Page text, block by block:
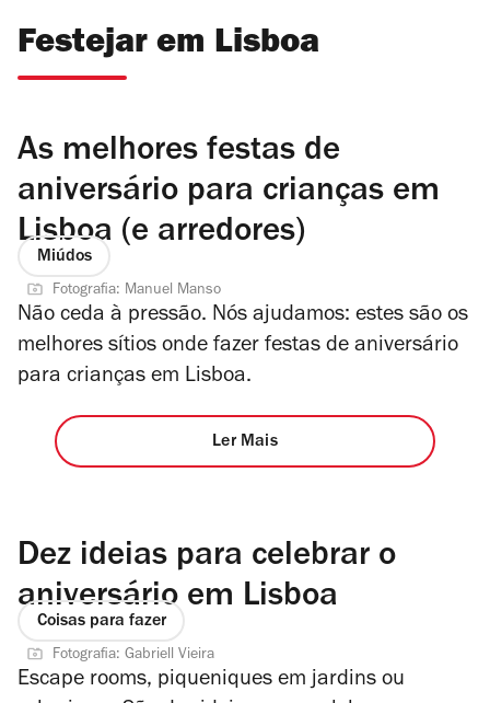
Festejar em Lisboa
As melhores festas de
aniversário para crianças em
Lisboa (e arredores)
Miúdos
Fotografia: Manuel Manso
Não ceda à pressão. Nós ajudamos: estes são os
melhores sítios onde fazer festas de aniversário
para crianças em Lisboa.
Ler Mais
Dez ideias para celebrar o
aniversário em Lisboa
Coisas para fazer
Fotografia: Gabriell Vieira
Escape rooms, piqueniques em jardins ou